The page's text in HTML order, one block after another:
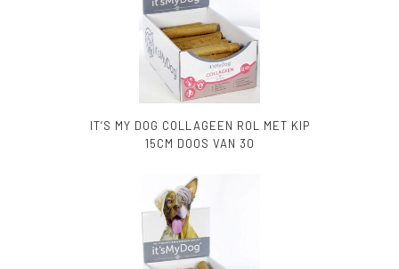
IT’S MY DOG COLLAGEEN ROL MET KIP
15CM DOOS VAN 30